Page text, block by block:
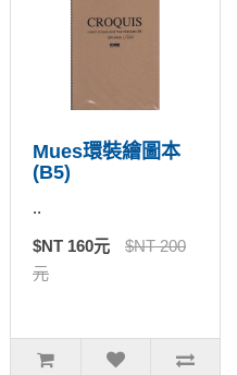
Mues環裝繪圖本
(B5)
..
$NT 160元
$NT 200
元